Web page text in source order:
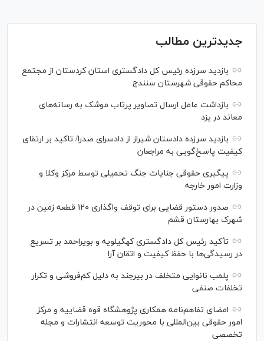
جدیدترین مطالب
بازدید سرزده رئیس کل دادگستری استان کردستان از مجتمع
محاکم حقوقی شهرستان سنندج
بازداشت عامل ارسال تصاویر پرتاب موشک به رسانه‌های
معاند در یزد
بازدید سرزده دادستان شیراز از دادسرای صدرا/ تاکید بر ارتقای
کیفیت پاسخ‌گویی به مراجعان
پیگیری حقوقی جنایات جنگ تحمیلی توسط مرکز وکلا و
وزارت امور خارجه
صدور دستور قضایی برای توقف واگذاری ۱۲۰ قطعه زمین در
شهرک بهارستان قشم
تأکید رئیس کل دادگستری کهگیلویه و بویراحمد بر تسریع
در رسیدگی‌ها با حفظ کیفیت و اتقان آرا
پلمب نانوایی متخلف در بیرجند به دلیل کم‌فروشی و تکرار
تخلفات صنفی
امضای تفاهم‌نامه همکاری پژوهشگاه قوه قضاییه و مرکز
امور حقوقی بین‌المللی با محوریت توسعه انتشارات و مجله
تخصصی